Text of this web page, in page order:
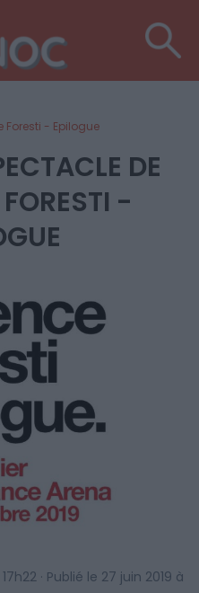
Foresti - Epilogue
DE
-
· Publié le 27 juin 2019 à